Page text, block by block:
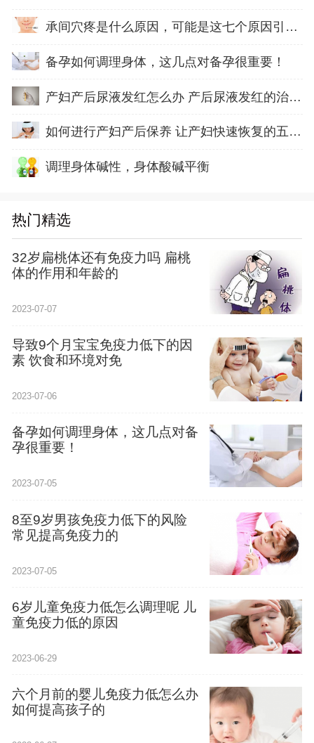
承间穴疼是什么原因，可能是这七个原因引起的
备孕如何调理身体，这几点对备孕很重要！
产妇产后尿液发红怎么办 产后尿液发红的治疗方
如何进行产妇产后保养 让产妇快速恢复的五方面
调理身体碱性，身体酸碱平衡
热门精选
32岁扁桃体还有免疫力吗 扁桃
体的作用和年龄的
2023-07-07
导致9个月宝宝免疫力低下的因
素 饮食和环境对免
2023-07-06
备孕如何调理身体，这几点对备
孕很重要！
2023-07-05
8至9岁男孩免疫力低下的风险
常见提高免疫力的
2023-07-05
6岁儿童免疫力低怎么调理呢 儿
童免疫力低的原因
2023-06-29
六个月前的婴儿免疫力低怎么办
如何提高孩子的